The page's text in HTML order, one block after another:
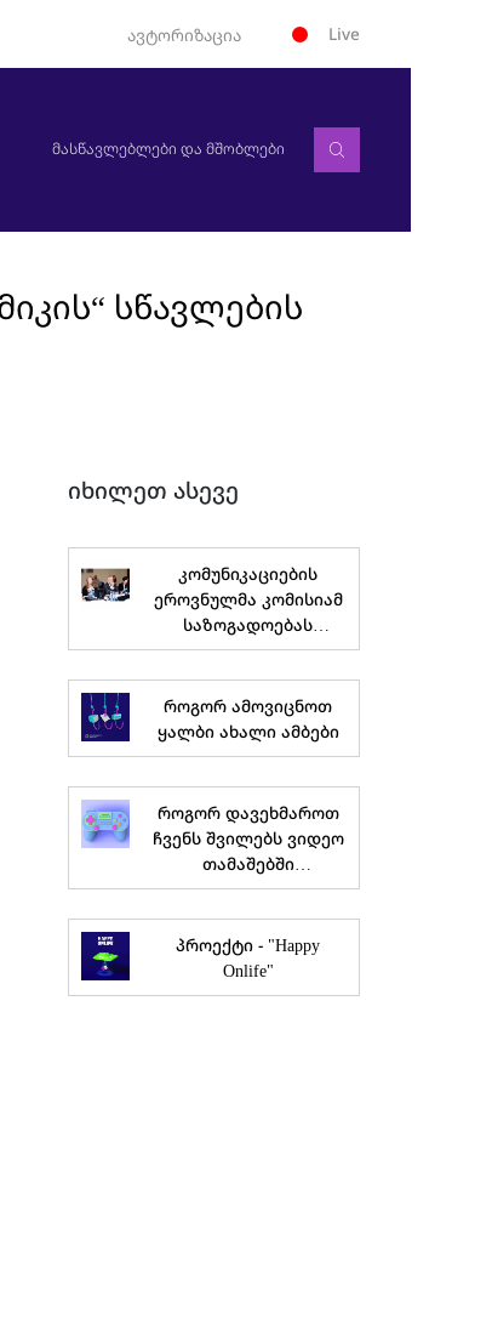
ავტორიზაცია Live
მასწავლებლები და მშობლები
სწავლების
იხილეთ ასევე
კომუნიკაციების
ეროვნულმა კომისიამ
საზოგადოებას
მედიაწიგნიერების
სამოქმედო გეგმა და
სტრატეგია
წარუდგინა
როგორ ამოვიცნოთ
ყალბი ახალი ამბები
როგორ დავეხმაროთ
ჩვენს შვილებს ვიდეო
თამაშებში
უსაფრთხოდ
ნავიგაციაში
პროექტი - "Happy
Onlife"